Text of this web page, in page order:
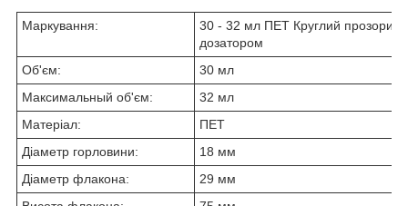
Маркування:
30 - 32 мл ПЕТ Круглий прозорий
дозатором
Об'єм:
30 мл
Максимальный об'єм:
32 мл
Матеріал:
ПЕТ
Діаметр горловини:
18 мм
Діаметр флакона:
29 мм